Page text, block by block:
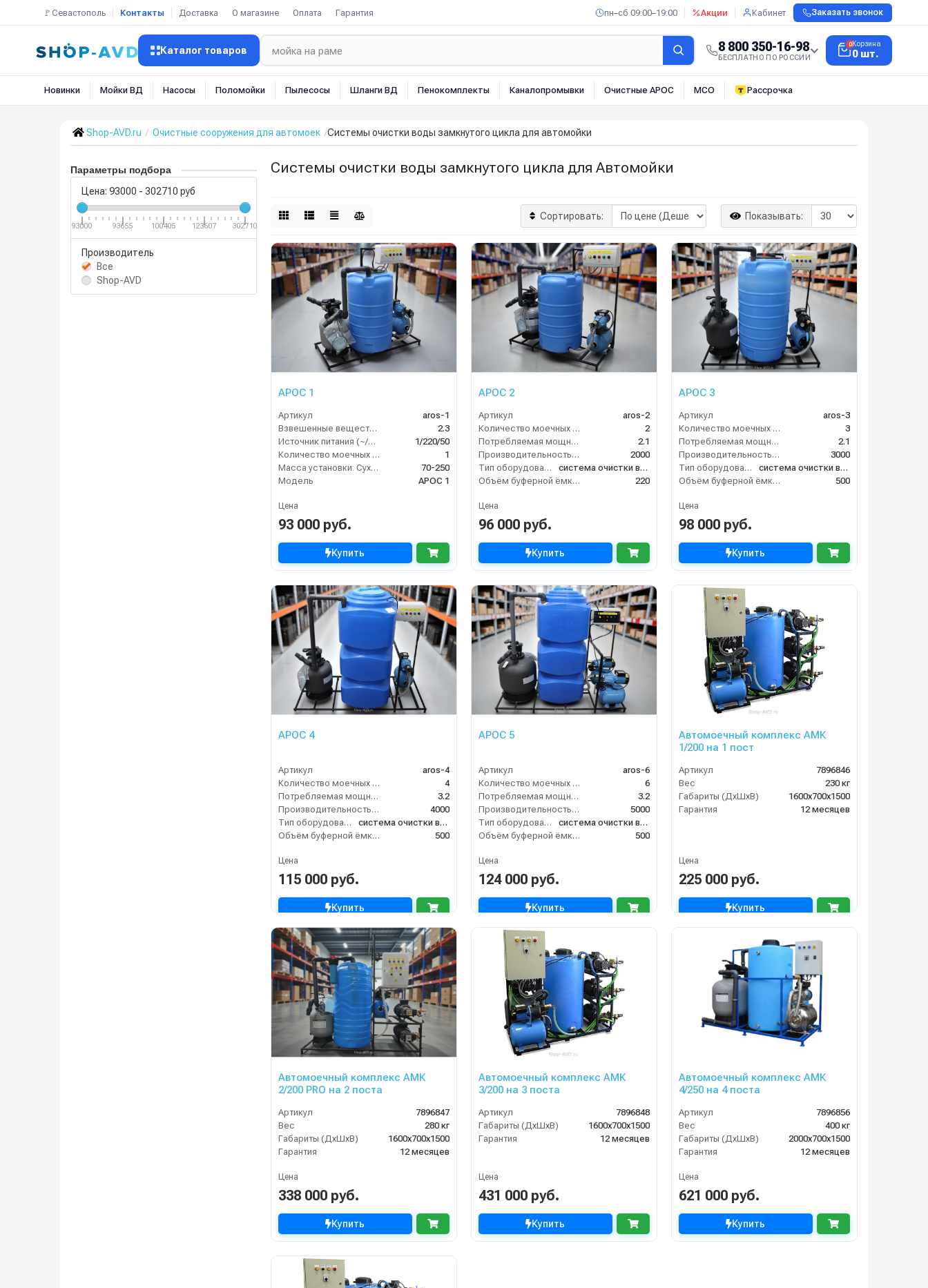
🚩Севастополь Контакты Доставка О магазине Оплата Гарантия пн–сб 09:00–19:00 Акции Кабинет Заказать звонок
Каталог товаров 8 800 350-16-98
БЕСПЛАТНО ПО РОССИИ
0Корзина
0 шт.
Новинки Мойки ВД Насосы Поломойки Пылесосы Шланги ВД Пенокомплекты Каналопромывки Очистные АРОС МСО Рассрочка
Shop-AVD.ru Очистные сооружения для автомоек Системы очистки воды замкнутого цикла для автомойки
Параметры подбора
Цена: 93000 - 302710 руб
93000 93655 100405 123607 302710
Производитель
Все
Shop-AVD
Системы очистки воды замкнутого цикла для Автомойки
Сортировать: Показывать:
АРОС 1
Артикул
aros-1
Взвешенные вещества (мл/л)
2.3
Источник питания (~/В/Гц)
1/220/50
Количество моечных постов (шт)
1
Масса установки: Сухая - Залитая:
70-250
Модель
АРОС 1
Цена
93 000 руб.
Купить
АРОС 2
Артикул
aros-2
Количество моечных постов (шт)
2
Потребляемая мощность (кВт)
2.1
Производительность (л/ч)
2000
Тип оборудования
система очистки воды
Объём буферной ёмкости (л)
220
Цена
96 000 руб.
Купить
АРОС 3
Артикул
aros-3
Количество моечных постов (шт)
3
Потребляемая мощность (кВт)
2.1
Производительность (л/ч)
3000
Тип оборудования
система очистки воды
Объём буферной ёмкости (л)
500
Цена
98 000 руб.
Купить
АРОС 4
Артикул
aros-4
Количество моечных постов (шт)
4
Потребляемая мощность (кВт)
3.2
Производительность (л/ч)
4000
Тип оборудования
система очистки воды
Объём буферной ёмкости (л)
500
Цена
115 000 руб.
Купить
АРОС 5
Артикул
aros-6
Количество моечных постов (шт)
6
Потребляемая мощность (кВт)
3.2
Производительность (л/ч)
5000
Тип оборудования
система очистки воды
Объём буферной ёмкости (л)
500
Цена
124 000 руб.
Купить
Автомоечный комплекс АМК
1/200 на 1 пост
Артикул
7896846
Вес
230 кг
Габариты (ДхШхВ)
1600х700х1500
Гарантия
12 месяцев
Цена
225 000 руб.
Купить
Автомоечный комплекс АМК
2/200 PRO на 2 поста
Артикул
7896847
Вес
280 кг
Габариты (ДхШхВ)
1600х700х1500
Гарантия
12 месяцев
Цена
338 000 руб.
Купить
Автомоечный комплекс АМК
3/200 на 3 поста
Артикул
7896848
Габариты (ДхШхВ)
1600х700х1500
Гарантия
12 месяцев
Цена
431 000 руб.
Купить
Автомоечный комплекс АМК
4/250 на 4 поста
Артикул
7896856
Вес
400 кг
Габариты (ДхШхВ)
2000х700х1500
Гарантия
12 месяцев
Цена
621 000 руб.
Купить